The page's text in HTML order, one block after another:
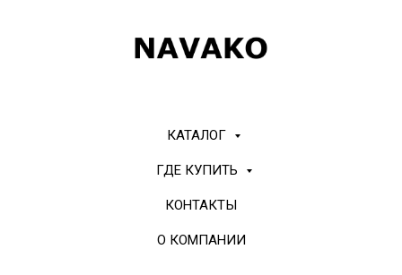
КАТАЛОГ
ГДЕ КУПИТЬ
КОНТАКТЫ
О КОМПАНИИ